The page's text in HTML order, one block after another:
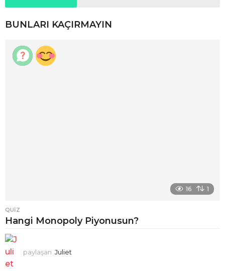
BUNLARI KAÇIRMAYIN
16 1
QUIZ
Hangi Monopoly Piyonusun?
paylaşan Juliet